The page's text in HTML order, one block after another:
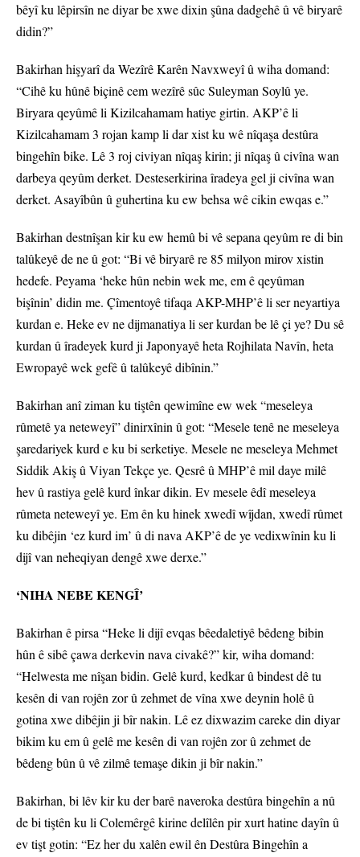
bêyî ku lêpirsîn ne diyar be xwe dixin şûna dadgehê û vê biryarê
didin?”
Bakirhan hişyarî da Wezîrê Karên Navxweyî û wiha domand:
“Cihê ku hûnê biçinê cem wezîrê sûc Suleyman Soylû ye.
Biryara qeyûmê li Kizilcahamam hatiye girtin. AKP’ê li
Kizilcahamam 3 rojan kamp li dar xist ku wê nîqaşa destûra
bingehîn bike. Lê 3 roj civiyan nîqaş kirin; ji nîqaş û civîna wan
darbeya qeyûm derket. Desteserkirina îradeya gel ji civîna wan
derket. Asayîbûn û guhertina ku ew behsa wê cikin ewqas e.”
Bakirhan destnîşan kir ku ew hemû bi vê sepana qeyûm re di bin
talûkeyê de ne û got: “Bi vê biryarê re 85 milyon mirov xistin
hedefe. Peyama ‘heke hûn nebin wek me, em ê qeyûman
bişînin’ didin me. Çîmentoyê tifaqa AKP-MHP’ê li ser neyartiya
kurdan e. Heke ev ne dijmanatiya li ser kurdan be lê çi ye? Du sê
kurdan û îradeyek kurd ji Japonyayê heta Rojhilata Navîn, heta
Ewropayê wek gefê û talûkeyê dibînin.”
Bakirhan anî ziman ku tiştên qewimîne ew wek “meseleya
rûmetê ya neteweyî” dinirxînin û got: “Mesele tenê ne meseleya
şaredariyek kurd e ku bi serketiye. Mesele ne meseleya Mehmet
Siddik Akiş û Viyan Tekçe ye. Qesrê û MHP’ê mil daye milê
hev û rastiya gelê kurd înkar dikin. Ev mesele êdî meseleya
rûmeta neteweyî ye. Em ên ku hinek xwedî wîjdan, xwedî rûmet
ku dibêjin ‘ez kurd im’ û di nava AKP’ê de ye vedixwînin ku li
dijî van neheqiyan dengê xwe derxe.”
‘NIHA NEBE KENGÎ’
Bakirhan ê pirsa “Heke li dijî evqas bêedaletiyê bêdeng bibin
hûn ê sibê çawa derkevin nava civakê?” kir, wiha domand:
“Helwesta me nîşan bidin. Gelê kurd, kedkar û bindest dê tu
kesên di van rojên zor û zehmet de vîna xwe deynin holê û
gotina xwe dibêjin ji bîr nakin. Lê ez dixwazim careke din diyar
bikim ku em û gelê me kesên di van rojên zor û zehmet de
bêdeng bûn û vê zilmê temaşe dikin ji bîr nakin.”
Bakirhan, bi lêv kir ku der barê naveroka destûra bingehîn a nû
de bi tiştên ku li Colemêrgê kirine delîlên pir xurt hatine dayîn û
ev tişt gotin: “Ez her du xalên ewil ên Destûra Bingehîn a